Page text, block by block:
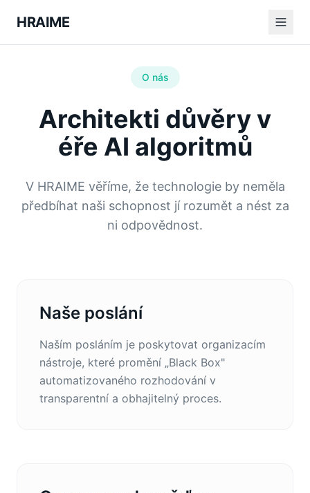
HRAIME
O nás
Architekti důvěry v
éře AI algoritmů
V HRAIME věříme, že technologie by neměla
předbíhat naši schopnost jí rozumět a nést za
ni odpovědnost.
Naše poslání
Naším posláním je poskytovat organizacím
nástroje, které promění „Black Box"
automatizovaného rozhodování v
transparentní a obhajitelný proces.